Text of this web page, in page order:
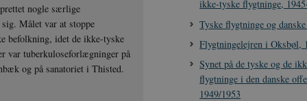
nogle særlige
Målet var at stoppe
befolkning, idet de ikke-tyske
var tuberkuloseforlægninger på
og på sanatoriet i Thisted.
ikke-tyske flygtninge,
Tyske flygtninge og
Flygtningelejren i Oksbøl,
Synet på de tyske og de
flygtninge i den danske
1949/1953